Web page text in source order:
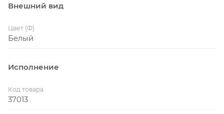
Внешний вид
Цвет (Ф)
Белый
Исполнение
Код товара
37013